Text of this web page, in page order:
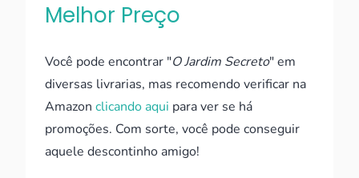
Melhor Preço
Você pode encontrar "O Jardim Secreto" em
diversas livrarias, mas recomendo verificar na
Amazon clicando aqui para ver se há
promoções. Com sorte, você pode conseguir
aquele descontinho amigo!